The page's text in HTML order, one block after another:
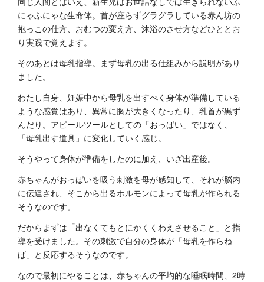
にゃふにゃな生命体。首が座らずグラグラしている赤ん坊の
抱っこの仕方、おむつの変え方、沐浴のさせ方などひととお
り実践で覚えます。
そのあとは母乳指導。まず母乳の出る仕組みから説明があり
ました。
わたし自身、妊娠中から母乳を出すべく身体が準備している
ような感覚はあり、異常に胸が大きくなったり、乳首が黒ず
んだり。アピールツールとしての「おっぱい」ではなく、
「母乳出す道具」に変化していく感じ。
そうやって身体が準備をしたのに加え、いざ出産後。
赤ちゃんがおっぱいを吸う刺激を母が感知して、それが脳内
に伝達され、そこから出るホルモンによって母乳が作られる
そうなのです。
だからまずは「出なくてもとにかくくわえさせること」と指
導を受けました。その刺激で自分の身体が「母乳を作らね
ば」と反応するそうなのです。
なので最初にやることは、赤ちゃんの平均的な睡眠時間、2時